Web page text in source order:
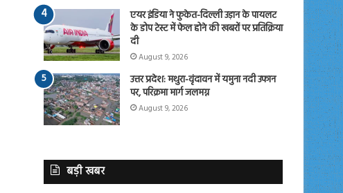
एयर इंडिया ने फुकेत-दिल्ली उड़ान के पायलट
के डोप टेस्ट में फेल होने की खबरों पर प्रतिक्रिया
दी
August 9, 2026
उत्तर प्रदेश: मथुरा-वृंदावन में यमुना नदी उफान
पर, परिक्रमा मार्ग जलमग्न
August 9, 2026
बड़ी खबर